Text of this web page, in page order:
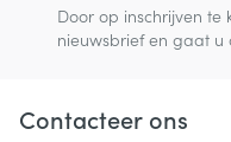
Door op inschrijven te
nieuwsbrief en gaat u
Contacteer ons